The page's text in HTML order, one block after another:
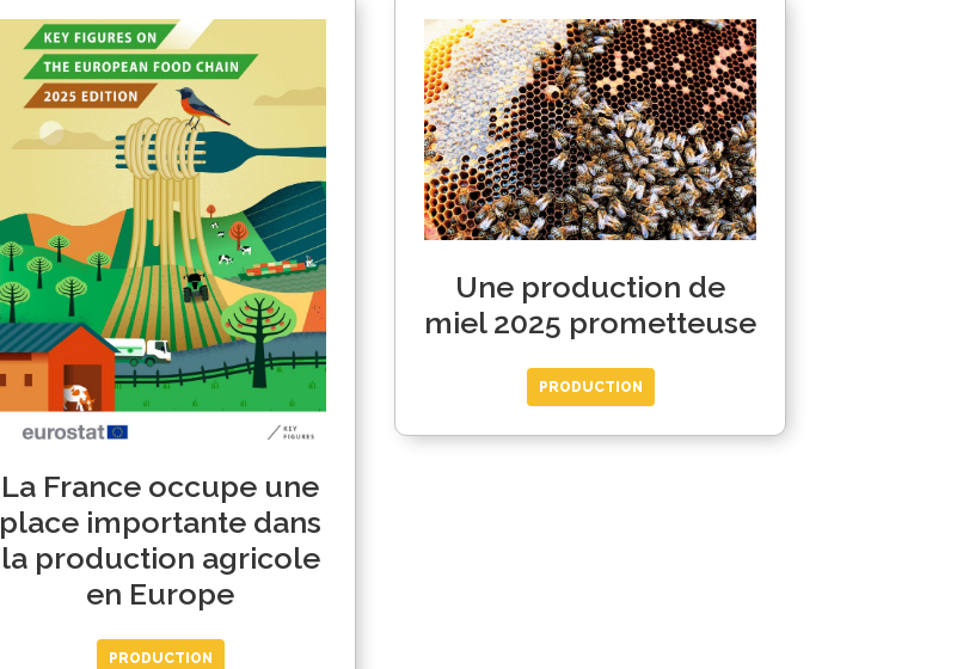
La France occupe une
place importante dans
la production agricole
en Europe
PRODUCTION
Une production de
miel 2025 prometteuse
PRODUCTION